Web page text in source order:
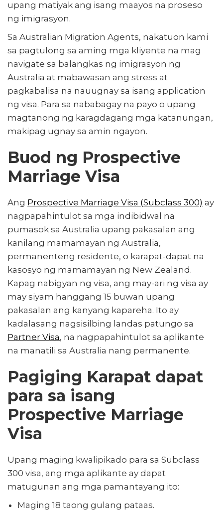
upang matiyak ang isang maayos na proseso
ng imigrasyon.
Sa Australian Migration Agents, nakatuon kami
sa pagtulong sa aming mga kliyente na mag
navigate sa balangkas ng imigrasyon ng
Australia at mabawasan ang stress at
pagkabalisa na nauugnay sa isang application
ng visa. Para sa nababagay na payo o upang
magtanong ng karagdagang mga katanungan,
makipag ugnay sa amin ngayon.
Buod ng Prospective
Marriage Visa
Ang Prospective Marriage Visa (Subclass 300) ay
nagpapahintulot sa mga indibidwal na
pumasok sa Australia upang pakasalan ang
kanilang mamamayan ng Australia,
permanenteng residente, o karapat-dapat na
kasosyo ng mamamayan ng New Zealand.
Kapag nabigyan ng visa, ang may-ari ng visa ay
may siyam hanggang 15 buwan upang
pakasalan ang kanyang kapareha. Ito ay
kadalasang nagsisilbing landas patungo sa
Partner Visa, na nagpapahintulot sa aplikante
na manatili sa Australia nang permanente.
Pagiging Karapat dapat
para sa isang
Prospective Marriage
Visa
Upang maging kwalipikado para sa Subclass
300 visa, ang mga aplikante ay dapat
matugunan ang mga pamantayang ito:
Maging 18 taong gulang pataas.